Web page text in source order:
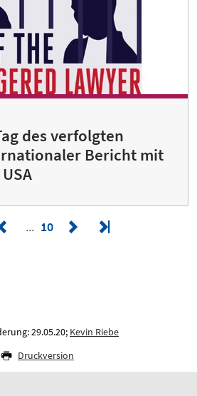
des verfolgten
Bericht mit
10
29.05.20; Kevin Riebe
Druckversion